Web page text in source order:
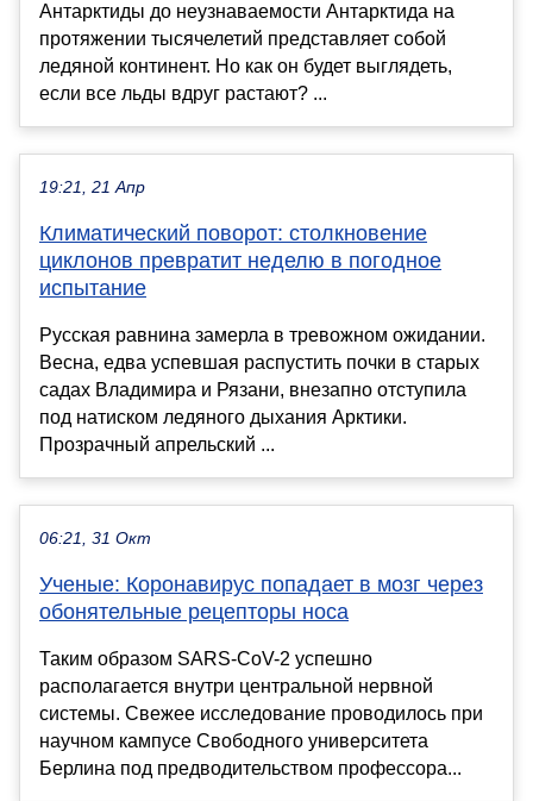
Антарктиды до неузнаваемости Антарктида на
протяжении тысячелетий представляет собой
ледяной континент. Но как он будет выглядеть,
если все льды вдруг растают? ...
19:21, 21 Апр
Климатический поворот: столкновение
циклонов превратит неделю в погодное
испытание
Русская равнина замерла в тревожном ожидании.
Весна, едва успевшая распустить почки в старых
садах Владимира и Рязани, внезапно отступила
под натиском ледяного дыхания Арктики.
Прозрачный апрельский ...
06:21, 31 Окт
Ученые: Коронавирус попадает в мозг через
обонятельные рецепторы носа
Таким образом SARS-CoV-2 успешно
располагается внутри центральной нервной
системы. Свежее исследование проводилось при
научном кампусе Свободного университета
Берлина под предводительством профессора...